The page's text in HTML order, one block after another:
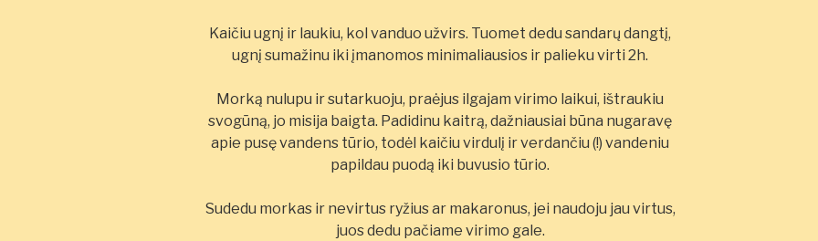
Kaičiu ugnį ir laukiu, kol vanduo užvirs. Tuomet dedu sandarų dangtį,
ugnį sumažinu iki įmanomos minimaliausios ir palieku virti 2h.
Morką nulupu ir sutarkuoju, praėjus ilgajam virimo laikui, ištraukiu
svogūną, jo misija baigta. Padidinu kaitrą, dažniausiai būna nugaravę
apie pusę vandens tūrio, todėl kaičiu virdulį ir verdančiu (!) vandeniu
papildau puodą iki buvusio tūrio.
Sudedu morkas ir nevirtus ryžius ar makaronus, jei naudoju jau virtus,
juos dedu pačiame virimo gale.